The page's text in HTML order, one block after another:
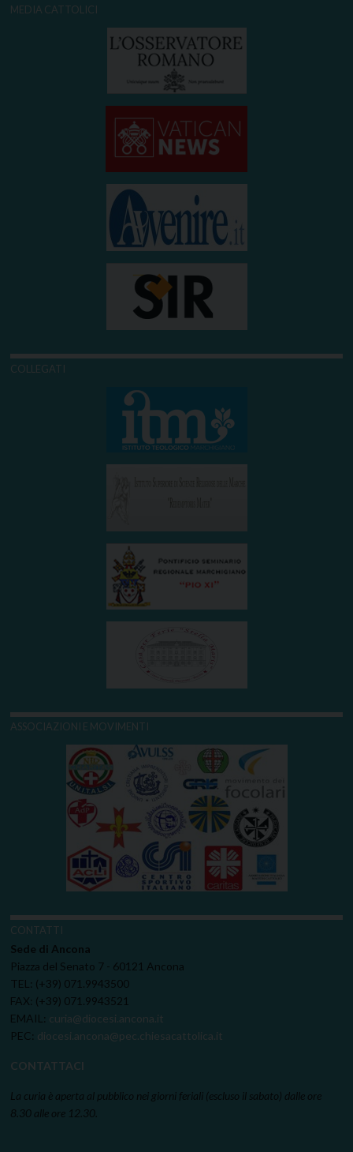
MEDIA CATTOLICI
COLLEGATI
ASSOCIAZIONI E MOVIMENTI
CONTATTI
Sede di Ancona
Piazza del Senato 7 - 60121 Ancona
TEL: (+39) 071.9943500
FAX: (+39) 071.9943521
EMAIL: curia@diocesi.ancona.it
PEC: diocesi.ancona@pec.chiesacattolica.it
CONTATTACI
La curia è aperta al pubblico nei giorni feriali (escluso il sabato) dalle ore
8.30 alle ore 12.30.